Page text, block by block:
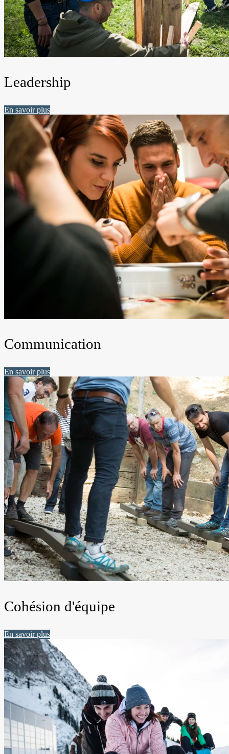
Leadership
En savoir plus
Communication
En savoir plus
Cohésion d'équipe
En savoir plus